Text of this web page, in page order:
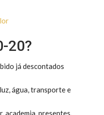
20?
já descontados
água, transporte e
academia, presentes,